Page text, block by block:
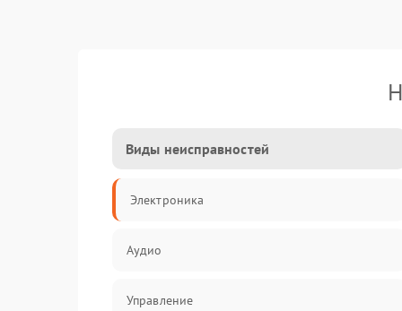
Виды неисправностей
Электроника
Аудио
Управление